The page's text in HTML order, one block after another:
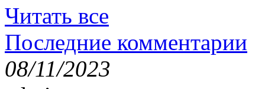
Читать все
Последние комментарии
08/11/2023